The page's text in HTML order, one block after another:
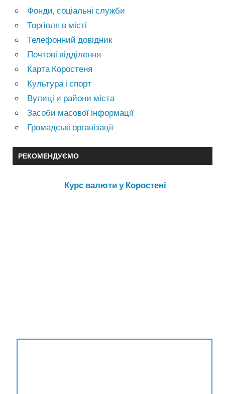
Фонди, соціальні служби
Торгівля в місті
Телефонний довідник
Почтові відділення
Карта Коростеня
Культура і спорт
Вулиці и райони міста
Засоби масової інформації
Громадські організації
РЕКОМЕНДУЄМО
Курс валюти у Коростені